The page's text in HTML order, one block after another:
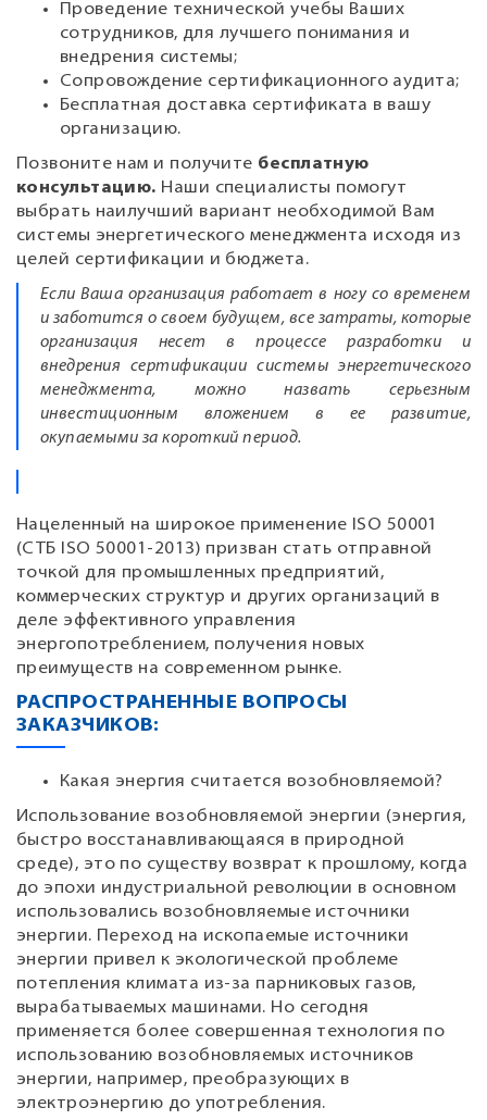
Проведение технической учебы Ваших
сотрудников, для лучшего понимания и
внедрения системы;
Сопровождение сертификационного аудита;
Бесплатная доставка сертификата в вашу
организацию.
Позвоните нам и получите бесплатную
консультацию. Наши специалисты помогут
выбрать наилучший вариант необходимой Вам
системы энергетического менеджмента исходя из
целей сертификации и бюджета.
Если Ваша организация работает в ногу со временем
и заботится о своем будущем, все затраты, которые
организация несет в процессе разработки и
внедрения сертификации системы энергетического
менеджмента, можно назвать серьезным
инвестиционным вложением в ее развитие,
окупаемыми за короткий период.
Нацеленный на широкое применение ISO 50001
(СТБ ISO 50001-2013) призван стать отправной
точкой для промышленных предприятий,
коммерческих структур и других организаций в
деле эффективного управления
энергопотреблением, получения новых
преимуществ на современном рынке.
РАСПРОСТРАНЕННЫЕ ВОПРОСЫ
ЗАКАЗЧИКОВ:
Какая энергия считается возобновляемой?
Использование возобновляемой энергии (энергия,
быстро восстанавливающаяся в природной
среде), это по существу возврат к прошлому, когда
до эпохи индустриальной революции в основном
использовались возобновляемые источники
энергии. Переход на ископаемые источники
энергии привел к экологической проблеме
потепления климата из-за парниковых газов,
вырабатываемых машинами. Но сегодня
применяется более совершенная технология по
использованию возобновляемых источников
энергии, например, преобразующих в
электроэнергию до употребления.